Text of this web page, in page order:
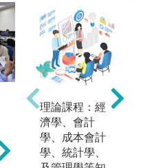
實習除了印證
理論課程：經
濟學、會計
學、成本會計
學、統計學、